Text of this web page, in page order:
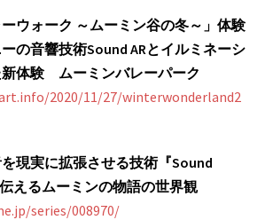
ーウォーク ～ムーミン谷の冬～」体験
の音響技術Sound ARとイルミネーシ
新体験 ムーミンバレーパーク
2020/11/27/winterwonderland2
現実に拡張させる技術『Sound
えるムーミンの物語の世界観
series/008970/